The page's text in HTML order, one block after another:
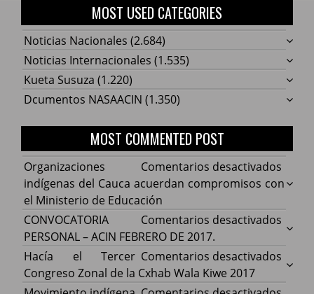
MOST USED CATEGORIES
Noticias Nacionales (2.684)
Noticias Internacionales (1.535)
Kueta Susuza (1.220)
Dcumentos NASAACIN (1.350)
MOST COMMENTED POST
Comentarios desactivados
Cauca
con
Organizaciones
indígenas del Cauca acuerdan compromisos con
el Ministerio de Educación
Comentarios desactivados
ACIN
CONVOCATORIA
PERSONAL – ACIN FEBRERO DE 2017.
Comentarios desactivados
Hacía
Hacía el Tercer
Congreso Zonal de la Cxhab Wala Kiwe 2017